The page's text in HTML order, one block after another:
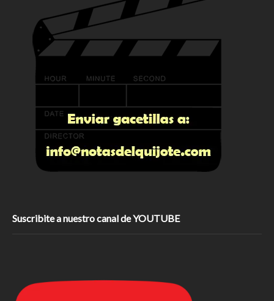
Suscribite a nuestro canal de YOUTUBE